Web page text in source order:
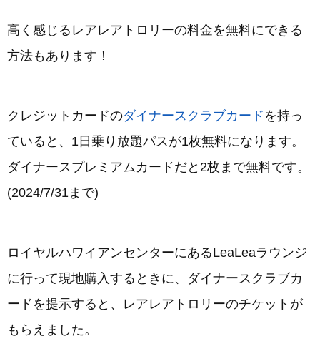
高く感じるレアレアトロリーの料金を無料にできる
方法もあります！
クレジットカードのダイナースクラブカード を持っ
ていると、1日乗り放題パスが1枚無料になります。
ダイナースプレミアムカードだと2枚まで無料です。
(2024/7/31まで)
ロイヤルハワイアンセンターにあるLeaLeaラウンジ
に行って現地購入するときに、ダイナースクラブカ
ードを提示すると、レアレアトロリーのチケットが
もらえました。